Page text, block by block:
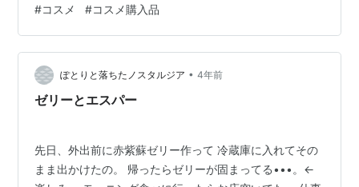
錠 ※セルフメディケーション税制対象商品 ロキソニンS
Amazon 【大容量】トップ スーパーナノックス 蛍光剤・
シリコーン無添加 高濃度 洗濯洗剤 …
#コスメ #コスメ購入品
ぽとりと落ちたノスタルジア • 4年前
ゼリーとエスパー